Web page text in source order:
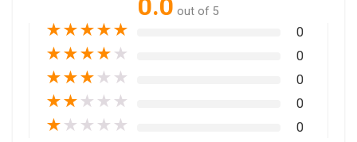
0.0 out of 5
★★★★★ 0
★★★★ ★ 0
★★★ ★ ★ 0
★★ ★ ★ ★ 0
★ ★ ★ ★ ★ 0